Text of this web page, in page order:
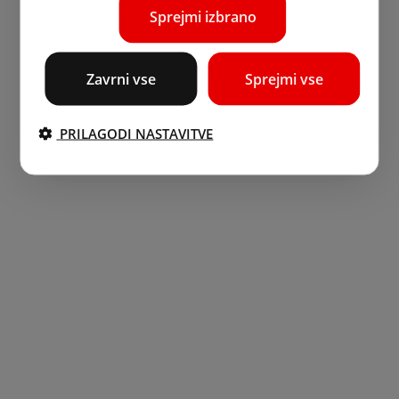
Sprejmi izbrano
Sprejmi vse
Zavrni vse
PRILAGODI NASTAVITVE